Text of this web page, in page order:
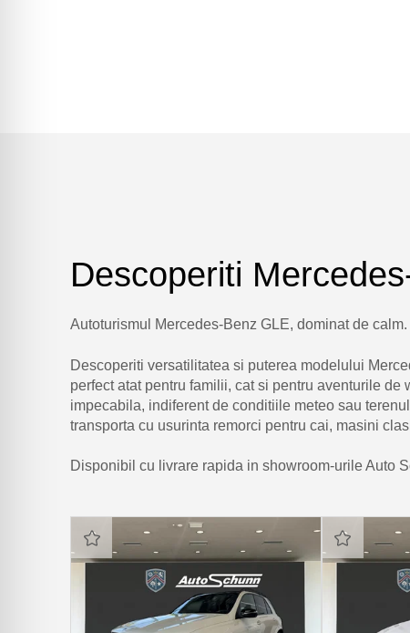
Descoperiti
Autoturismul Mercedes-Benz GLE, dominat de
Descoperiti versatilitatea si puterea modelului
perfect atat pentru familii, cat si pentru aventurile
impecabila, indiferent de conditiile meteo sau
transporta cu usurinta remorci pentru cai, masini
Disponibil cu livrare rapida in showroom-urile Auto